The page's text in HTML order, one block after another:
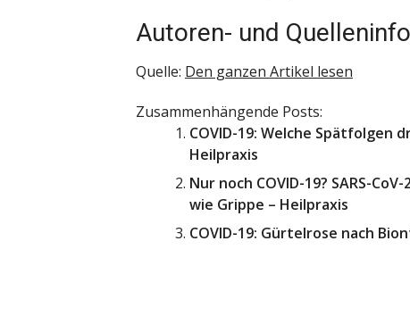
Autoren- und
Quelle: Den ganzen Artikel lesen
Zusammenhängende Posts:
COVID-19: Welche Spätfolgen
Heilpraxis
Nur noch COVID-19? SARS-
wie Grippe – Heilpraxis
COVID-19: Gürtelrose nach